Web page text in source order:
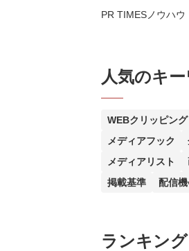
PR TIMESノウハウ
人気のキ
WEBクリッピング
メディアフック
メディアリスト
掲載基準
配信
ランキング